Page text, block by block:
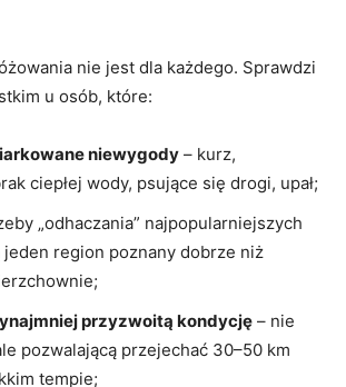
nie jest dla każdego. Sprawdzi
u osób, które:
niewygody – kurz,
ciepłej wody, psujące się drogi, upał;
„odhaczania” najpopularniejszych
region poznany dobrze niż
przyzwoitą kondycję – nie
pozwalającą przejechać 30–50 km
tempie;